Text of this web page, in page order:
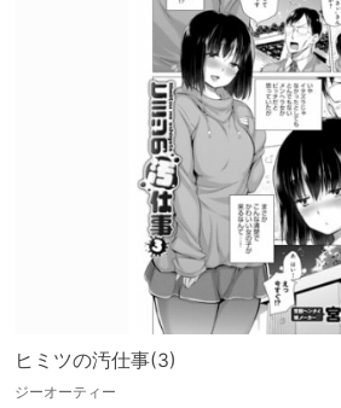
ヒミツの汚仕事(3)
ジーオーティー